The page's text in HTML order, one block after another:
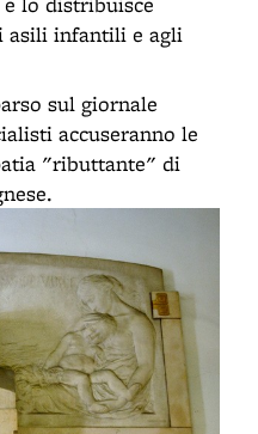
asili infantili e agli
sul giornale
accuseranno le
"ributtante" di